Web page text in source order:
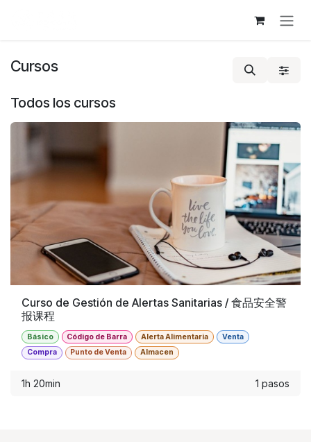
Cursos
Todos los cursos
Curso de Gestión de Alertas Sanitarias / 食品安全警
报课程
Básico Código de Barra Alerta Alimentaria
Venta
Compra
Punto de Venta Almacen
1h 20min 1 pasos